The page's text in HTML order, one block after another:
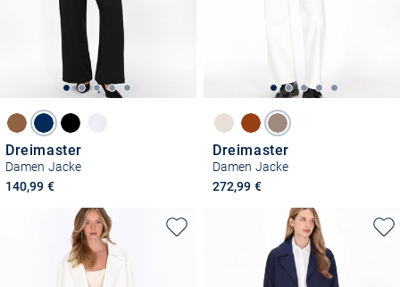
Dreimaster
Damen Jacke
140,99 €
Dreimaster
Damen Jacke
272,99 €